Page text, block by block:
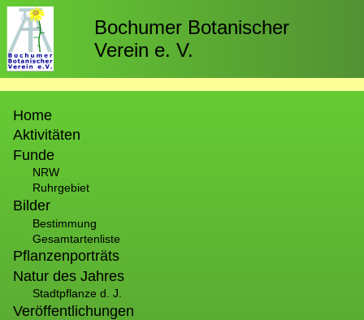
Direkt
zum
Inhalt
Bochumer Botanischer
Verein e. V.
Home
Aktivitäten
Funde
NRW
Ruhrgebiet
Bilder
Bestimmung
Gesamtartenliste
Pflanzenporträts
Natur des Jahres
Stadtpflanze d. J.
Veröffentlichungen